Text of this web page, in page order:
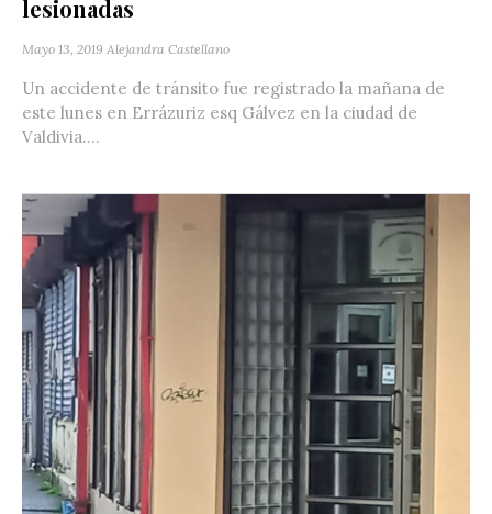
lesionadas
Mayo 13, 2019 Alejandra Castellano
Un accidente de tránsito fue registrado la mañana de
este lunes en Errázuriz esq Gálvez en la ciudad de
Valdivia....